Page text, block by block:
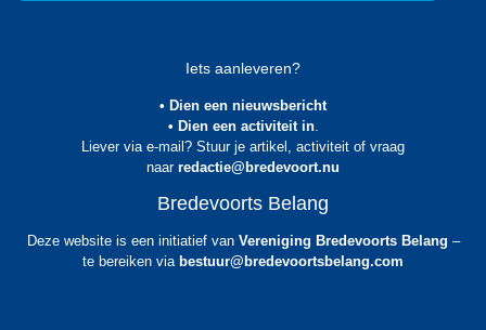
Iets aanleveren?
• Dien een nieuwsbericht
• Dien een activiteit in.
Liever via e-mail? Stuur je artikel, activiteit of vraag
naar redactie@bredevoort.nu
Bredevoorts Belang
Deze website is een initiatief van Vereniging Bredevoorts Belang –
te bereiken via bestuur@bredevoortsbelang.com